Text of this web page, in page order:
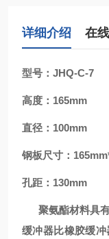
详细介绍 在
型号：JHQ-C-7
高度：165mm
直径：100mm
钢板尺寸：
孔距：130mm
聚氨酯材料具
缓冲器比橡胶缓